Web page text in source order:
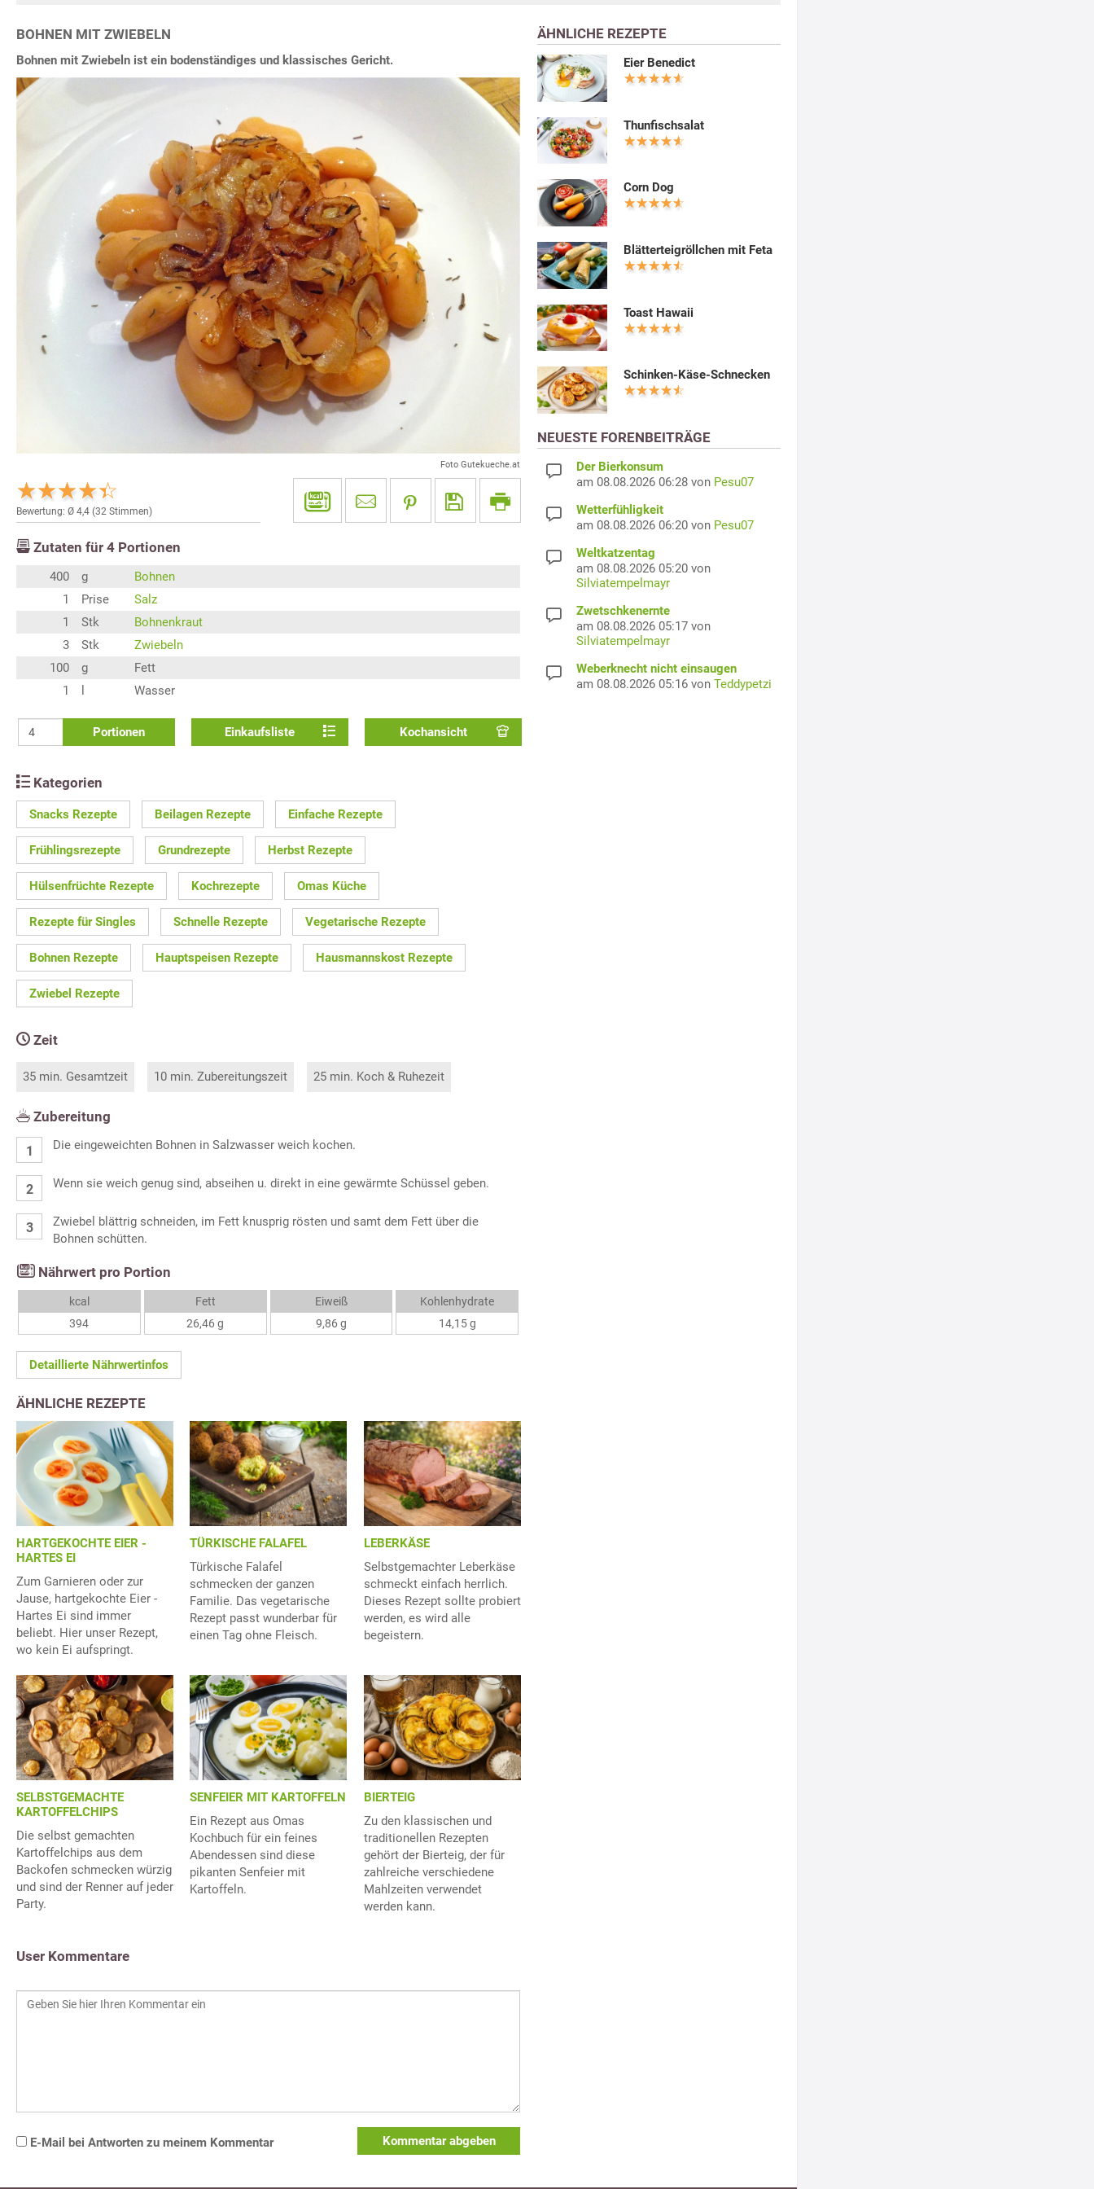
BOHNEN MIT ZWIEBELN
Bohnen mit Zwiebeln ist ein bodenständiges und klassisches Gericht.
Foto Gutekueche.at
Bewertung: Ø 4,4 (32 Stimmen)
Zutaten für 4 Portionen
400 g
Bohnen
1
Prise
Salz
1
Stk
Bohnenkraut
3
Stk
Zwiebeln
100
g
Fett
1
Wasser
Portionen Einkaufsliste Kochansicht
Kategorien
Snacks Rezepte Beilagen Rezepte Einfache Rezepte
Frühlingsrezepte Grundrezepte Herbst Rezepte
Hülsenfrüchte Rezepte Kochrezepte Omas Küche
Rezepte für Singles Schnelle Rezepte Vegetarische Rezepte
Bohnen Rezepte Hauptspeisen Rezepte Hausmannskost Rezepte
Zwiebel Rezepte
Zeit
35 min. Gesamtzeit 10 min. Zubereitungszeit 25 min. Koch & Ruhezeit
Zubereitung
Die eingeweichten Bohnen in Salzwasser weich kochen.
Wenn sie weich genug sind, abseihen u. direkt in eine gewärmte Schüssel geben.
Zwiebel blättrig schneiden, im Fett knusprig rösten und samt dem Fett über die
Bohnen schütten.
Nährwert pro Portion
kcal
394
Fett
26,46 g
Eiweiß
9,86 g
Kohlenhydrate
14,15 g
Detaillierte Nährwertinfos
ÄHNLICHE REZEPTE
HARTGEKOCHTE EIER -
HARTES EI
Zum Garnieren oder zur
Jause, hartgekochte Eier -
Hartes Ei sind immer
beliebt. Hier unser Rezept,
wo kein Ei aufspringt.
TÜRKISCHE FALAFEL
Türkische Falafel
schmecken der ganzen
Familie. Das vegetarische
Rezept passt wunderbar für
einen Tag ohne Fleisch.
LEBERKÄSE
Selbstgemachter Leberkäse
schmeckt einfach herrlich.
Dieses Rezept sollte probiert
werden, es wird alle
begeistern.
SELBSTGEMACHTE
KARTOFFELCHIPS
Die selbst gemachten
Kartoffelchips aus dem
Backofen schmecken würzig
und sind der Renner auf jeder
Party.
SENFEIER MIT KARTOFFELN
Ein Rezept aus Omas
Kochbuch für ein feines
Abendessen sind diese
pikanten Senfeier mit
Kartoffeln.
BIERTEIG
Zu den klassischen und
traditionellen Rezepten
gehört der Bierteig, der für
zahlreiche verschiedene
Mahlzeiten verwendet
werden kann.
User Kommentare
E-Mail bei Antworten zu meinem Kommentar Kommentar abgeben
ÄHNLICHE REZEPTE
Eier Benedict
Thunfischsalat
Corn Dog
Blätterteigröllchen mit Feta
Toast Hawaii
Schinken-Käse-Schnecken
NEUESTE FORENBEITRÄGE
Der Bierkonsum
am 08.08.2026 06:28 von Pesu07
Wetterfühligkeit
am 08.08.2026 06:20 von Pesu07
Weltkatzentag
am 08.08.2026 05:20 von
Silviatempelmayr
Zwetschkenernte
am 08.08.2026 05:17 von
Silviatempelmayr
Weberknecht nicht einsaugen
am 08.08.2026 05:16 von Teddypetzi